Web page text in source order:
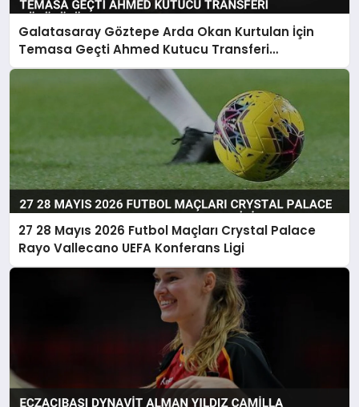
Galatasaray Göztepe Arda Okan Kurtulan İçin
Temasa Geçti Ahmed Kutucu Transferi
Görüşülüyor
27 28 Mayıs 2026 Futbol Maçları Crystal Palace
Rayo Vallecano UEFA Konferans Ligi